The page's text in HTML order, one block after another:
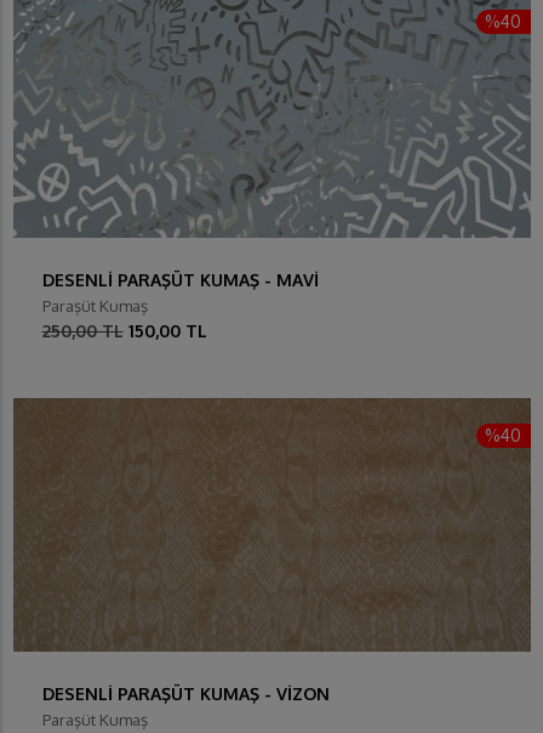
%40
DESENLİ PARAŞÜT KUMAŞ - MAVİ
Paraşüt Kumaş
250,00 TL 150,00 TL
%40
DESENLİ PARAŞÜT KUMAŞ - VİZON
Paraşüt Kumaş